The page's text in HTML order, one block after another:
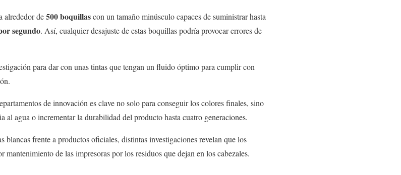
alrededor de500 boquillascon un tamaño minúsculo capaces de suministrar hasta
segundo. Así, cualquier desajuste de estas boquillas podría provocar errores de
para dar con unas tintas que tengan un fluido óptimo para cumplir con
de innovación es clave no solo para conseguir los colores finales, sino
al agua o incrementar la durabilidad del producto hasta cuatro generaciones.
blancas frente a productos oficiales, distintas investigaciones revelan que los
de las impresoras por los residuos que dejan en los cabezales.